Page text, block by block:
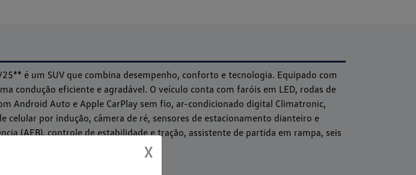
é um SUV que combina desempenho, conforto e tecnologia. Equipado com
condução eficiente e agradável. O veículo conta com faróis em LED, rodas de
Android Auto e Apple CarPlay sem fio, ar-condicionado digital Climatronic,
por indução, câmera de ré, sensores de estacionamento dianteiro e
(AEB), controle de estabilidade e tração, assistente de partida em rampa, seis
em todos os trajetos.
X